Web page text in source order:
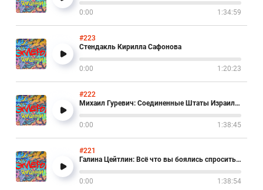
0:00 1:34:59
#223
Стендакль Кирилла Сафонова
0:00 1:20:23
#222
Михаил Гуревич: Соединенные Штаты Израиля и Палестины.
0:00 1:38:45
#221
Галина Цейтлин: Всё что вы боялись спросить о родах в Израиле
0:00 1:38:54